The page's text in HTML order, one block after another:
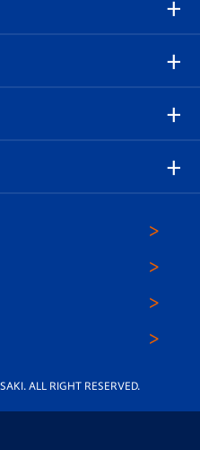
ガイド
ALL RIGHT RESERVED.